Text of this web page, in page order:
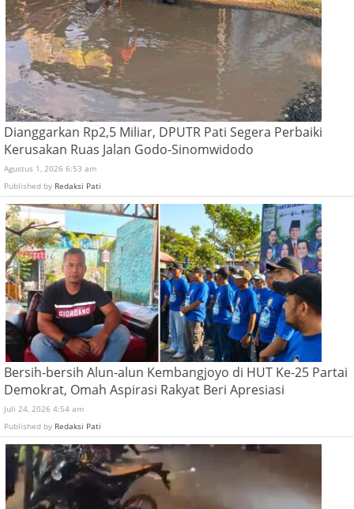
Dianggarkan Rp2,5 Miliar, DPUTR Pati Segera Perbaiki
Kerusakan Ruas Jalan Godo-Sinomwidodo
Agustus 1, 2026 6:53 am
Published by Redaksi Pati
Bersih-bersih Alun-alun Kembangjoyo di HUT Ke-25 Partai
Demokrat, Omah Aspirasi Rakyat Beri Apresiasi
Juli 24, 2026 4:54 am
Published by Redaksi Pati